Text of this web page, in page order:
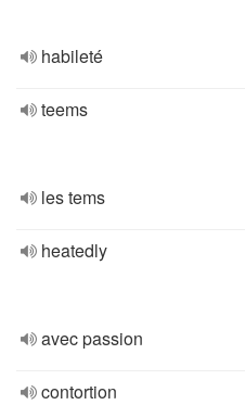
habileté
teems
les tems
heatedly
avec passion
contortion